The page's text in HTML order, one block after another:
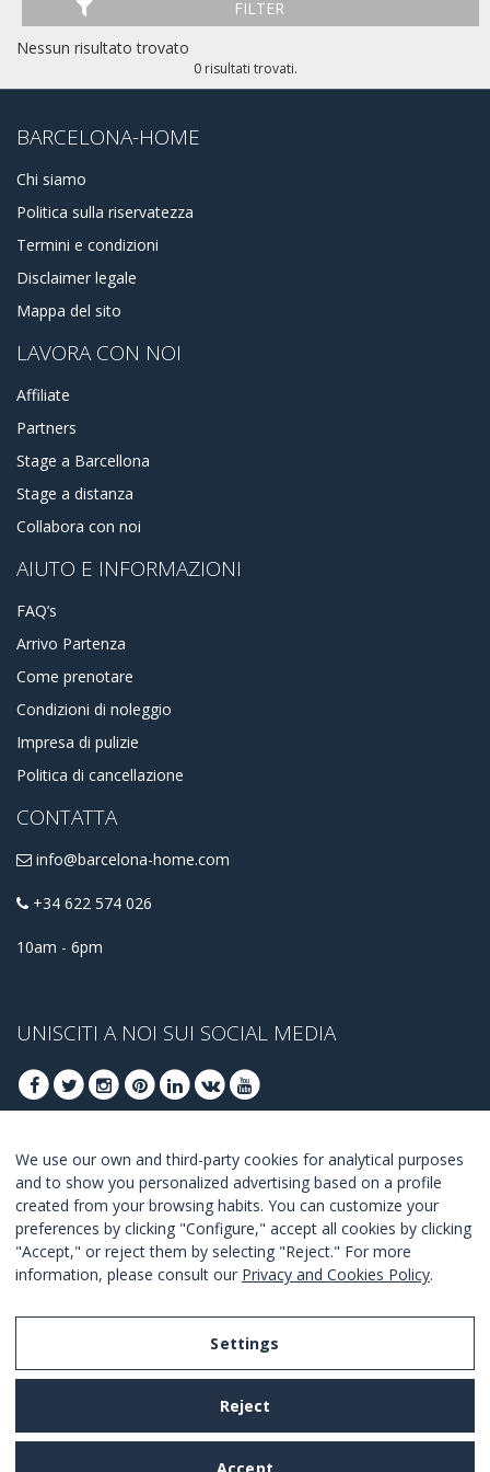
FILTER
Nessun risultato trovato
0 risultati trovati.
BARCELONA-HOME
Chi siamo
Politica sulla riservatezza
Termini e condizioni
Disclaimer legale
Mappa del sito
LAVORA CON NOI
Affiliate
Partners
Stage a Barcellona
Stage a distanza
Collabora con noi
AIUTO E INFORMAZIONI
FAQ’s
Arrivo Partenza
Come prenotare
Condizioni di noleggio
Impresa di pulizie
Politica di cancellazione
CONTATTA
info@barcelona-home.com
+34 622 574 026
10am - 6pm
UNISCITI A NOI SUI SOCIAL MEDIA
ISCRIVITI PER OTTENERE LE OFFERTE MIGLIORI
UNISCITI
Accetto i termini e condizioni.
We use our own and third-party cookies for analytical purposes
and to show you personalized advertising based on a profile
created from your browsing habits. You can customize your
preferences by clicking "Configure," accept all cookies by clicking
"Accept," or reject them by selecting "Reject." For more
information, please consult our Privacy and Cookies Policy.
Settings
Reject
Legal Notice
Privacy and Cookies Policy
Terms and Conditions of Use